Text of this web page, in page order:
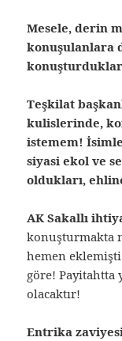
Mesele, derin
konuşulanlara
Teşkilat
kulislerinde,
istemem!
siyasi ekol ve
oldukları,
AK Sakallı
konuşturmakta
hemen
göre! Payitahtta
olacaktır!
Entrika